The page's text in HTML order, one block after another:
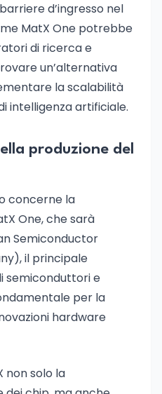
d’ingresso nel
MatX One potrebbe
di ricerca e
un’alternativa
la scalabilità
intelligenza artificiale.
produzione del
concerne la
One, che sarà
Semiconductor
il principale
semiconduttori e
per la
hardware
non solo la